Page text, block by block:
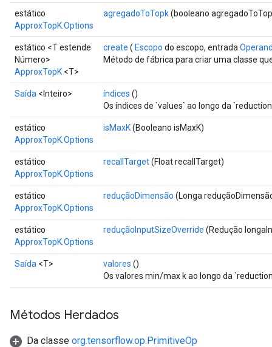
estático
ApproxTopK.Options
agregadoToTopk(booleano
estático <T estende
Número>
ApproxTopK <T>
create ( Escopo do escopo, entrada
Método de fábrica para criar uma classe
Saída <Inteiro> índices ()
Os índices de `values` ao longo da
estático
ApproxTopK.Options
isMaxK(Booleano isMaxK)
estático
ApproxTopK.Options
recallTarget(Float recallTarget)
estático
ApproxTopK.Options
reduçãoDimensão (Longa
estático
ApproxTopK.Options
reduçãoInputSizeOverride (Redução
Saída <T> valores ()
Os valores min/max k ao longo da
Métodos Herdados
Da classe org.tensorflow.op.PrimitiveOp